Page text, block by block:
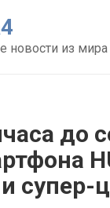
новости из
до
супер-